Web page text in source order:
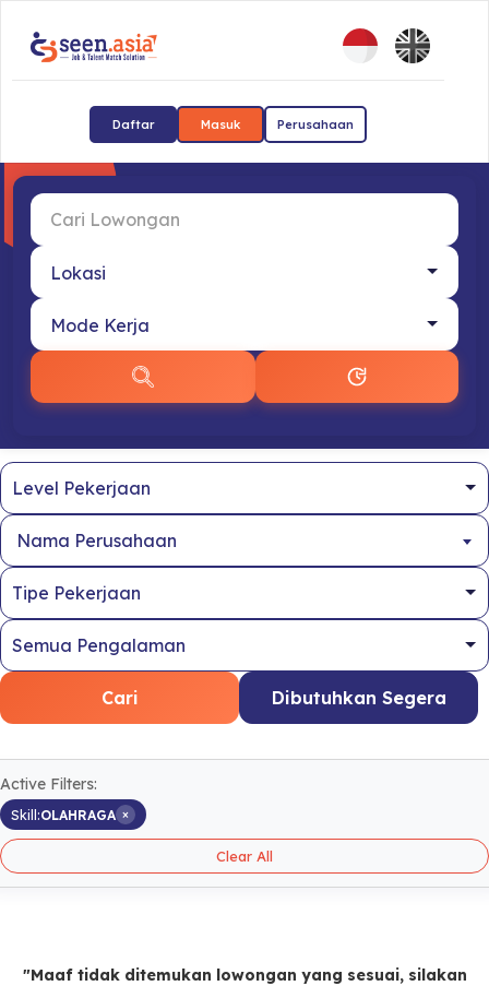
Daftar Masuk Perusahaan
Nama Perusahaan
Cari Dibutuhkan Segera
Active Filters:
Skill:OLAHRAGA ×
Clear All
"Maaf tidak ditemukan lowongan yang sesuai, silakan